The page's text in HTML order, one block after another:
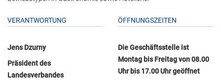
VERANTWORTUNG
Jens Dzurny
Präsident des
Landesverbandes
ÖFFNUNGSZEITEN
Die Geschäftsstelle ist
Montag bis Freitag von 08.00
Uhr bis 17.00 Uhr geöffnet